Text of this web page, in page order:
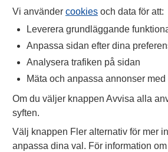
Vi använder cookies och data för att:
Leverera grundläggande
Anpassa sidan efter dina
Analysera trafiken på sidan
Mäta och anpassa annonser
Om du väljer knappen Avvisa alla
syften.
Välj knappen Fler alternativ för mer
anpassa dina val. För information